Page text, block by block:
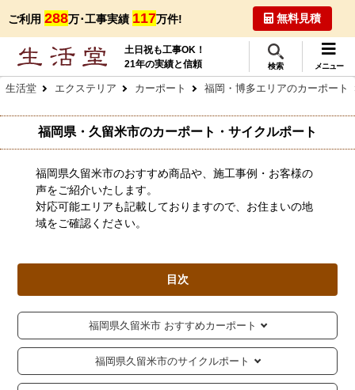
ご利用 288万･工事実績 117万件! 無料見積
土日祝も工事OK！
21年の実績と信頼
検索 メニュー
生活堂 エクステリア カーポート 福岡・博多エリアのカーポート
福岡県・久留米市のカーポート・サイクルポート
福岡県久留米市のおすすめ商品や、施工事例・お客様の
声をご紹介いたします。
対応可能エリアも記載しておりますので、お住まいの地
域をご確認ください。
目次
福岡県久留米市 おすすめカーポート
福岡県久留米市のサイクルポート